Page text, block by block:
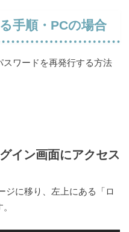
手順・PCの場合
ワードを再発行する方法
イン画面にアクセス
ジに移り、左上にある「ロ